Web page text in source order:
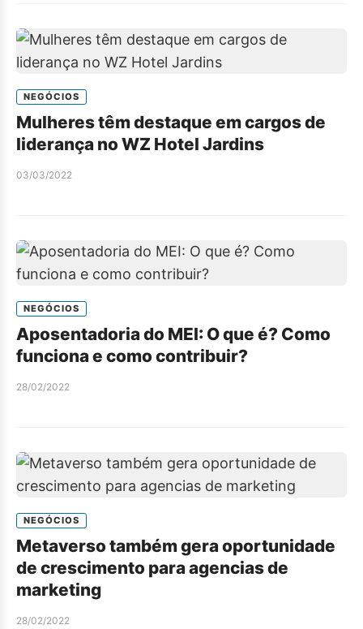
NEGÓCIOS
Mulheres têm destaque em cargos de
liderança no WZ Hotel Jardins
03/03/2022
NEGÓCIOS
Aposentadoria do MEI: O que é? Como
funciona e como contribuir?
28/02/2022
NEGÓCIOS
Metaverso também gera oportunidade
de crescimento para agencias de
marketing
28/02/2022